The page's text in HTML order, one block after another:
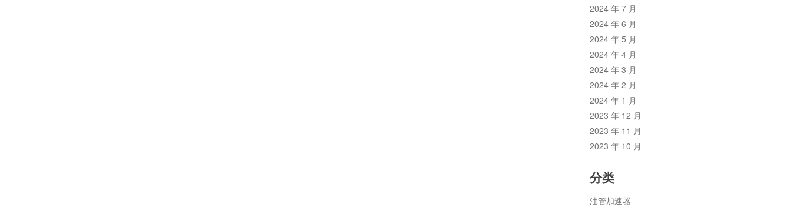
2024 年 7 月
2024 年 6 月
2024 年 5 月
2024 年 4 月
2024 年 3 月
2024 年 2 月
2024 年 1 月
2023 年 12 月
2023 年 11 月
2023 年 10 月
分类
油管加速器